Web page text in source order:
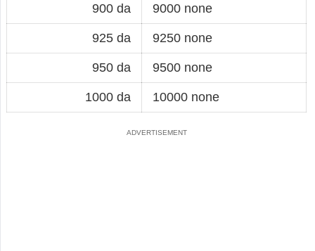
900 da 9000 none
925 da 9250 none
950 da 9500 none
1000 da 10000 none